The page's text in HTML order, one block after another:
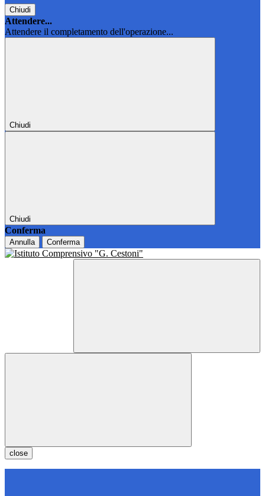
Chiudi
Attendere...
Attendere il completamento dell'operazione...
Chiudi
Chiudi
Conferma
Annulla Conferma
close